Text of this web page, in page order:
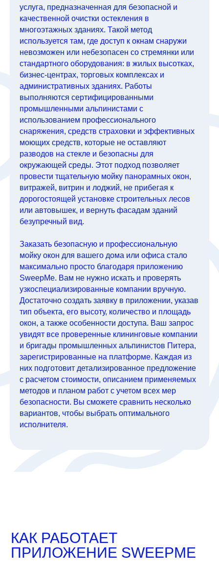
услуга, предназначенная для безопасной и
качественной очистки остекления в
многоэтажных зданиях. Такой метод
используется там, где доступ к окнам снаружи
невозможен или небезопасен со стремянки или
стандартного оборудования: в жилых высотках,
бизнес-центрах, торговых комплексах и
административных зданиях. Работы
выполняются сертифицированными
промышленными альпинистами с
использованием профессионального
снаряжения, средств страховки и эффективных
моющих средств, которые не оставляют
разводов на стекле и безопасны для
окружающей среды. Этот подход позволяет
провести тщательную мойку панорамных окон,
витражей, витрин и лоджий, не прибегая к
дорогостоящей установке строительных лесов
или автовышек, и вернуть фасадам зданий
безупречный вид.
Заказать безопасную и профессиональную
мойку окон для вашего дома или офиса стало
максимально просто благодаря приложению
SweepMe. Вам не нужно искать и проверять
узкоспециализированные компании вручную.
Достаточно создать заявку в приложении, указав
тип объекта, его высоту, количество и площадь
окон, а также особенности доступа. Ваш запрос
увидят все проверенные клининговые компании
и бригады промышленных альпинистов Питера,
зарегистрированные на платформе. Каждая из
них подготовит детализированное предложение
с расчетом стоимости, описанием применяемых
методов и планом работ с учетом всех мер
безопасности. Вы сможете сравнить несколько
вариантов, чтобы выбрать оптимального
исполнителя.
КАК РАБОТАЕТ
ПРИЛОЖЕНИЕ SWEEPME